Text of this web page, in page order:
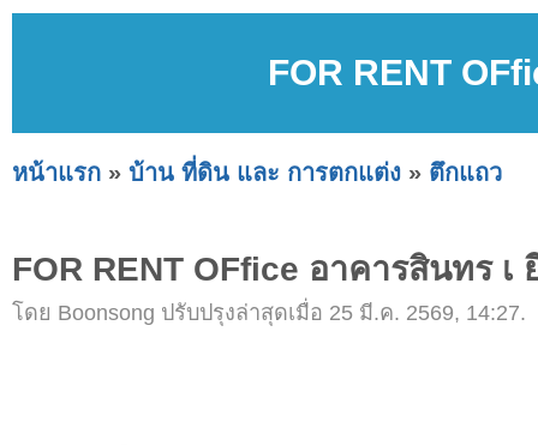
FOR RENT
หน้าแรก » บ้าน ที่ดิน และ การตกแต่ง » ตึกแถว
FOR RENT OFfice อาคารสินทร เ
โดย Boonsong ปรับปรุงล่าสุดเมื่อ 25 มี.ค. 2569, 14:27.